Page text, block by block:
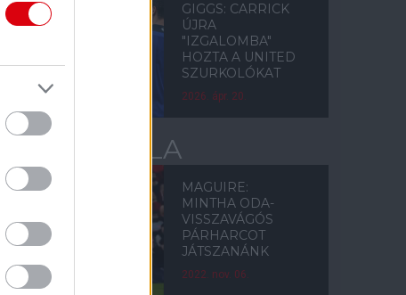
GIGGS: CARRICK
ÚJRA
"IZGALOMBA"
HOZTA A UNITED
SZURKOLÓKAT
2026. ápr. 20.
ASTON VILLA
MAGUIRE:
MINTHA ODA-
VISSZAVÁGÓS
PÁRHARCOT
JÁTSZANÁNK
2022. nov. 06.